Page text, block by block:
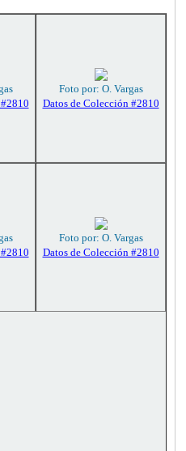
Foto por: O. Vargas
Datos de Colección #2810
Foto por: O. Vargas
Datos de Colección #2810